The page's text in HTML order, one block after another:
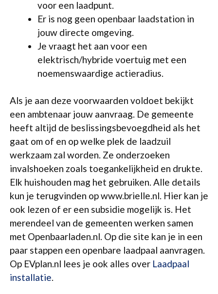
voor een laadpunt.
Er is nog geen openbaar laadstation in
jouw directe omgeving.
Je vraagt het aan voor een
elektrisch/hybride voertuig met een
noemenswaardige actieradius.
Als je aan deze voorwaarden voldoet bekijkt
een ambtenaar jouw aanvraag. De gemeente
heeft altijd de beslissingsbevoegdheid als het
gaat om of en op welke plek de laadzuil
werkzaam zal worden. Ze onderzoeken
invalshoeken zoals toegankelijkheid en drukte.
Elk huishouden mag het gebruiken. Alle details
kun je terugvinden op www.brielle.nl. Hier kan je
ook lezen of er een subsidie mogelijk is. Het
merendeel van de gemeenten werken samen
met Openbaarladen.nl. Op die site kan je in een
paar stappen een openbare laadpaal aanvragen.
Op EVplan.nl lees je ook alles over Laadpaal
installatie.